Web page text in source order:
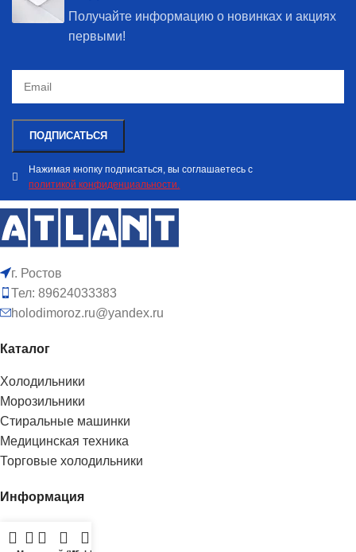
Получайте информацию о новинках и акциях
первыми!
Нажимая кнопку подписаться, вы соглашаетесь с
политикой конфиденциальности.
г. Ростов
Тел: 89624033383
holodimoroz.ru@yandex.ru
Каталог
Холодильники
Морозильники
Стиральные машинки
Медицинская техника
Торговые холодильники
Информация
Доставка
О нас